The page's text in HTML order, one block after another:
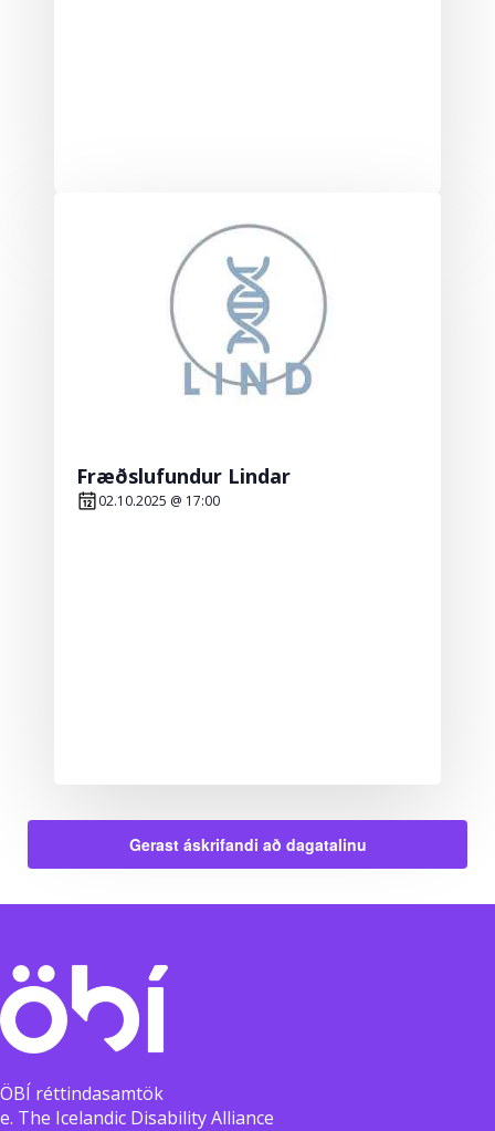
Fræðslufundur Lindar
02.10.2025 @ 17:00
Gerast áskrifandi að dagatalinu
ÖBÍ réttindasamtök
e. The Icelandic Disability Alliance